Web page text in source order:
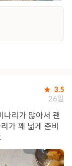
3.5
26일
나리가 많아서 괜
가 꽤 넓게 준비